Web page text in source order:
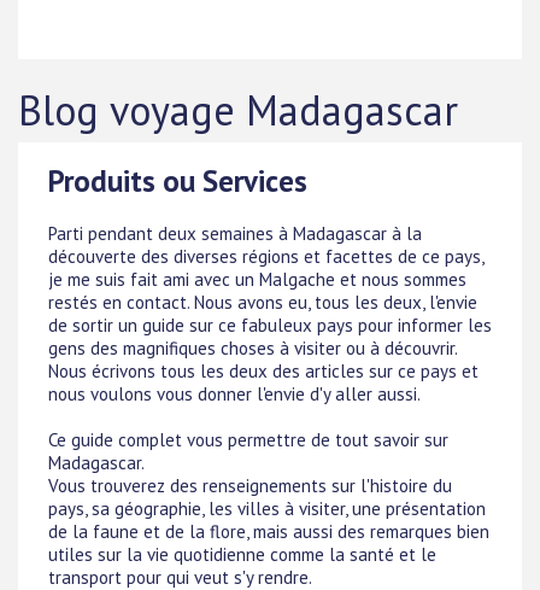
Blog voyage Madagascar
Produits ou Services
Parti pendant deux semaines à Madagascar à la
découverte des diverses régions et facettes de ce pays,
je me suis fait ami avec un Malgache et nous sommes
restés en contact. Nous avons eu, tous les deux, l'envie
de sortir un guide sur ce fabuleux pays pour informer les
gens des magnifiques choses à visiter ou à découvrir.
Nous écrivons tous les deux des articles sur ce pays et
nous voulons vous donner l'envie d'y aller aussi.
Ce guide complet vous permettre de tout savoir sur
Madagascar.
Vous trouverez des renseignements sur l'histoire du
pays, sa géographie, les villes à visiter, une présentation
de la faune et de la flore, mais aussi des remarques bien
utiles sur la vie quotidienne comme la santé et le
transport pour qui veut s'y rendre.